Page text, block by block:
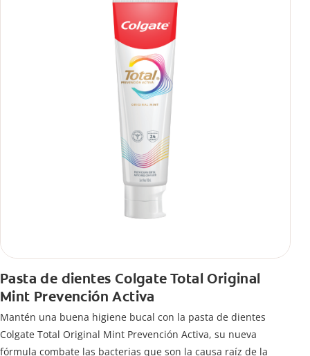
Pasta de dientes Colgate Total Original
Mint Prevención Activa
Mantén una buena higiene bucal con la pasta de dientes
Colgate Total Original Mint Prevención Activa, su nueva
fórmula combate las bacterias que son la causa raíz de la